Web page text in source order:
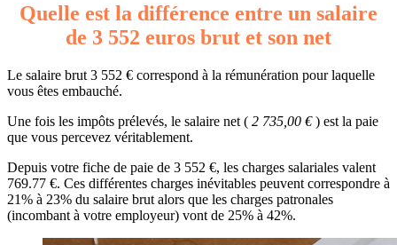
Quelle est la différence entre un salaire
de 3 552 euros brut et son net
Le salaire brut 3 552 € correspond à la rémunération pour laquelle
vous êtes embauché.
Une fois les impôts prélevés, le salaire net ( 2 735,00 €) est la paie
que vous percevez véritablement.
Depuis votre fiche de paie de 3 552 €, les charges salariales valent
769.77 €. Ces différentes charges inévitables peuvent correspondre à
21% à 23% du salaire brut alors que les charges patronales
(incombant à votre employeur) vont de 25% à 42%.